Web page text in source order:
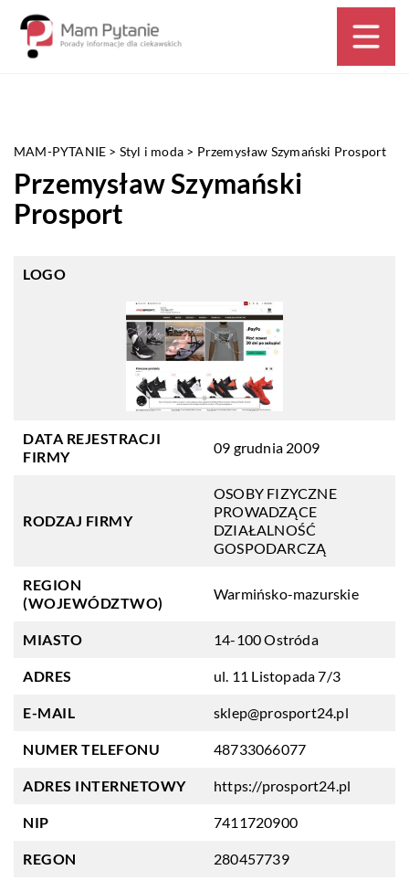
MAM-PYTANIE > Styl i moda > Przemysław Szymański Prosport
Przemysław Szymański
Prosport
LOGO
DATA REJESTRACJI
FIRMY
09 grudnia 2009
RODZAJ FIRMY
OSOBY FIZYCZNE
PROWADZĄCE
DZIAŁALNOŚĆ
GOSPODARCZĄ
REGION
(WOJEWÓDZTWO)
Warmińsko-mazurskie
MIASTO 14-100 Ostróda
ADRES ul. 11 Listopada 7/3
E-MAIL sklep@prosport24.pl
NUMER TELEFONU 48733066077
ADRES INTERNETOWY https://prosport24.pl
NIP 7411720900
REGON 280457739